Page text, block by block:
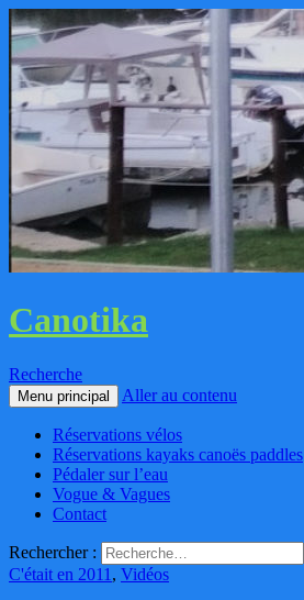
Canotika
Recherche
Menu principal Aller au contenu
Réservations vélos
Réservations kayaks canoës paddles
Pédaler sur l’eau
Vogue & Vagues
Contact
Rechercher :
C'était en 2011 , Vidéos